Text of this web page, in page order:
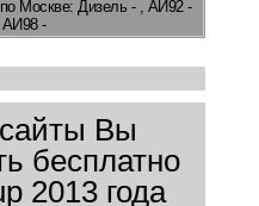
Москве: Дизель - , АИ92 -
-
Вы
бесплатно
2013 года